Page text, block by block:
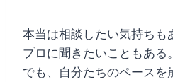
本当は相談したい気持ちも
プロに聞きたいこともある。
でも、自分たちのペースを